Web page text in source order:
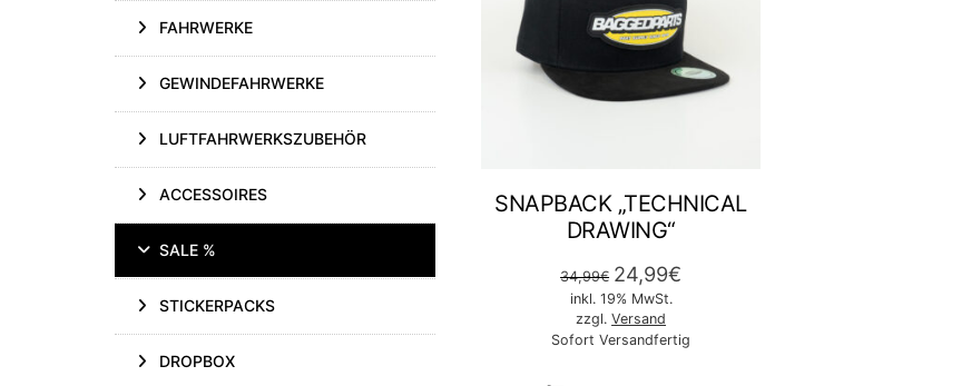
SNAPBACK „TECHNICAL
DRAWING“
34,99€ 24,99€
inkl. 19% MwSt.
zzgl.Versand
Sofort Versandfertig
FAHRWERKE
GEWINDEFAHRWERKE
LUFTFAHRWERKSZUBEHÖR
ACCESSOIRES
SALE %
STICKERPACKS
DROPBOX